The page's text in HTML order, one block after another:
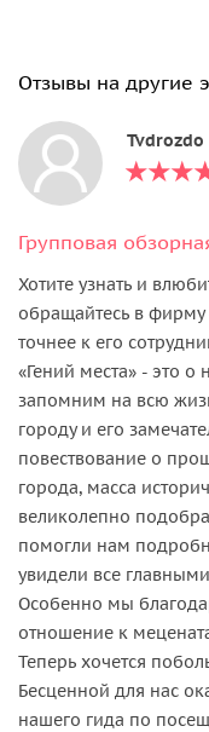
Отзывы на другие
Tvdrozdo
Хотите узнать и
обращайтесь в
точнее к его
«Гений места» - это
запомним на всю
городу и его
повествование о
города, масса
великолепно
помогли нам
увидели все
Особенно мы
отношение к
Теперь хочется
Бесценной для нас
нашего гида по